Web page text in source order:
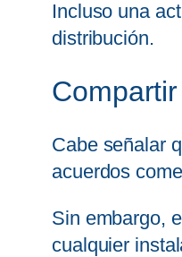
Incluso una
distribución.
Cabe señalar
acuerdos
Sin embargo,
cualquier